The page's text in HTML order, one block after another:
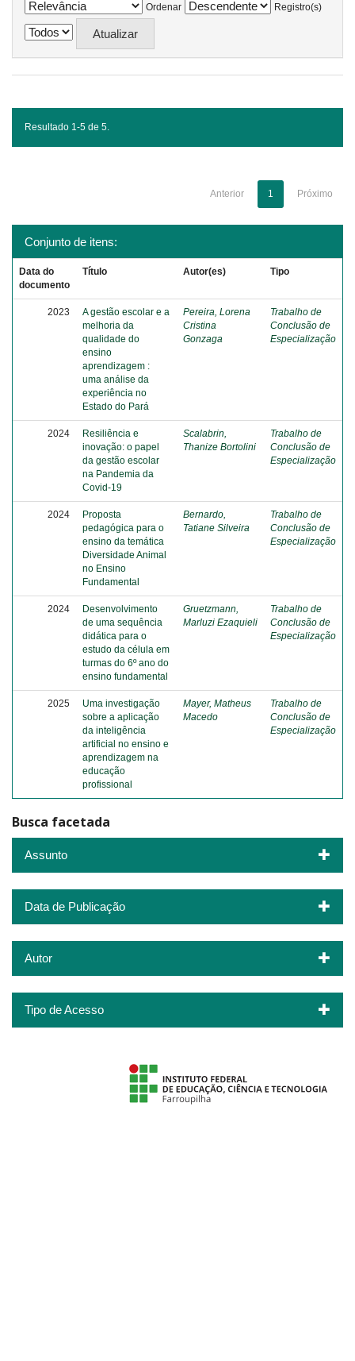
Ordenar
Registro(s)
Resultado 1-5 de 5.
Anterior 1 Próximo
Conjunto de itens:
Data do
documento
Título Autor(es) Tipo
2023
A gestão escolar e a
melhoria da
qualidade do
ensino
aprendizagem :
uma análise da
experiência no
Estado do Pará
Pereira, Lorena
Cristina
Gonzaga
Trabalho de
Conclusão de
Especialização
2024
Resiliência e
inovação: o papel
da gestão escolar
na Pandemia da
Covid-19
Scalabrin,
Thanize Bortolini
Trabalho de
Conclusão de
Especialização
2024
Proposta
pedagógica para o
ensino da temática
Diversidade Animal
no Ensino
Fundamental
Bernardo,
Tatiane Silveira
Trabalho de
Conclusão de
Especialização
2024
Desenvolvimento
de uma sequência
didática para o
estudo da célula em
turmas do 6º ano do
ensino fundamental
Gruetzmann,
Marluzi Ezaquieli
Trabalho de
Conclusão de
Especialização
2025
Uma investigação
sobre a aplicação
da inteligência
artificial no ensino e
aprendizagem na
educação
profissional
Mayer, Matheus
Macedo
Trabalho de
Conclusão de
Especialização
Busca facetada
Assunto
Data de Publicação
Autor
Tipo de Acesso